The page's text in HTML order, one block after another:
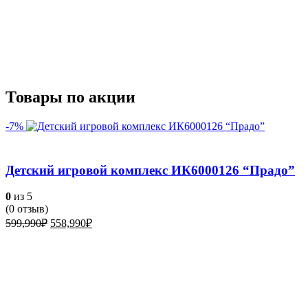
Товары по акции
-7%
Детский игровой комплекс ИК6000126 “Прадо”
0 из 5
(0 отзыв)
599,990₽ Первоначальная
558,990₽Текущая